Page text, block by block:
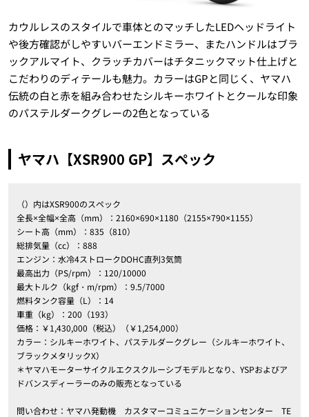
カウルレスのスタイルで車体とのマッチしたLEDヘッドライト
や後方確認がしやすいバーエンドミラー、またハンドルはブラ
ックアルマイト、クラッチカバーはチタニックマット仕上げと
こだわりのディテールも魅力。カラーはGPと同じく、ヤマハ
伝統の白と赤を組み合わせたシルキーホワイトとクールな印象
のパステルダークグレーの2色となっている
ヤマハ【XSR900 GP】スペック
（）内はXSR900のスペック
全長×全幅×全高（mm）：2160×690×1180（2155×790×1155）
シート高（mm）：835（810）
総排気量（cc）：888
エンジン：水冷4ストロークDOHC直列3気筒
最高出力（PS/rpm）：120/10000
最大トルク（kgf・m/rpm）：9.5/7000
燃料タンク容量（L）：14
車重（kg）：200（193）
価格：￥1,430,000（税込）（￥1,254,000）
カラー：シルキーホワイト、パステルダークグレー（シルキーホワイト、
ブラックメタリックX）
＊ヤマハモーターサイクルエクスクルーシブモデルとなり、YSPおよびア
ドバンスディーラーのみの販売となっている
問い合わせ：ヤマハ発動機 カスタマーコミュニケーションセンター TE